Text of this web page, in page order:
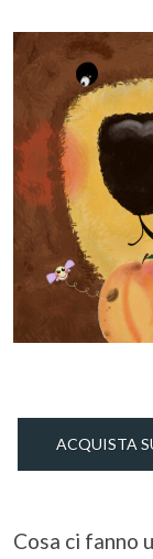
ACQUISTA
Cosa ci fanno